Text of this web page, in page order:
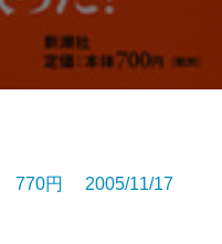
770円 2005/11/17